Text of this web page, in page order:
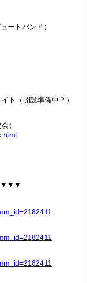
ートバンド）
ト（開設準備中？）
）
▼▼▼
m_id=2182411
m_id=2182411
m_id=2182411